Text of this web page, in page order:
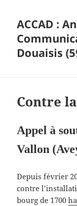
ACCAD :
Douaisis
Contre
Appel à
Vallon
Depuis février
contre
bourg de 1700